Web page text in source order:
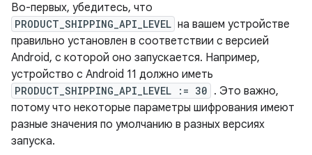
Во-первых, убедитесь, что
PRODUCT_SHIPPING_API_LEVEL на вашем устройстве
правильно установлен в соответствии с версией
Android, с которой оно запускается. Например,
устройство с Android 11 должно иметь
PRODUCT_SHIPPING_API_LEVEL := 30 . Это важно,
потому что некоторые параметры шифрования имеют
разные значения по умолчанию в разных версиях
запуска.